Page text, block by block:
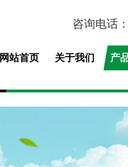
咨询电话：
网站首页 关于我们 产